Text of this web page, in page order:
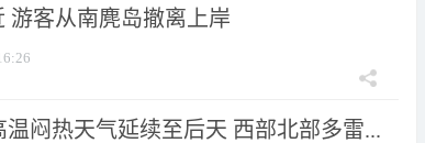
游客从南麂岛撤离上岸
闷热天气延续至后天 西部北部多雷...